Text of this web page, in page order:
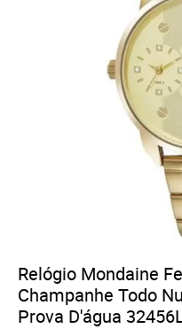
Relógio Mondaine
Champanhe Todo
Prova D'água